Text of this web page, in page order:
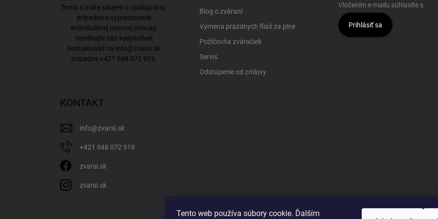
Tento web používa súbory cookie. Ďalším
firma a máte záujem o spoluprácu,
prípadne o vypracovanie
individuálnej cenovej ponuky,
neváhajte nás kedykoľvek
kontaktovať na info@zvarsi.sk
prípadne +421 948 072 919
Blog o zváraní
Výmena prázdnych fliaš za plné
Požičovňa zváračiek
Servis
Odstúpenie od zmluvy
Vložením e-mailu súhlasíte s
Prihlásiť sa
KONTAKT
info@zvarsi.sk
+421 948 072 919
zvarsi.sk
zvarsi.sk